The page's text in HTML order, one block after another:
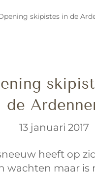
skipistes in de
de
13 januari 2017
heeft op
wachten maar is